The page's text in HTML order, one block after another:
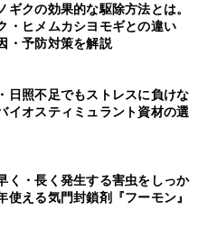
ギクの効果的な駆除方法とは。
・ヒメムカシヨモギとの違い
・予防対策を解説
日照不足でもストレスに負けな
イオスティミュラント資材の選
く・長く発生する害虫をしっか
使える気門封鎖剤『フーモン』